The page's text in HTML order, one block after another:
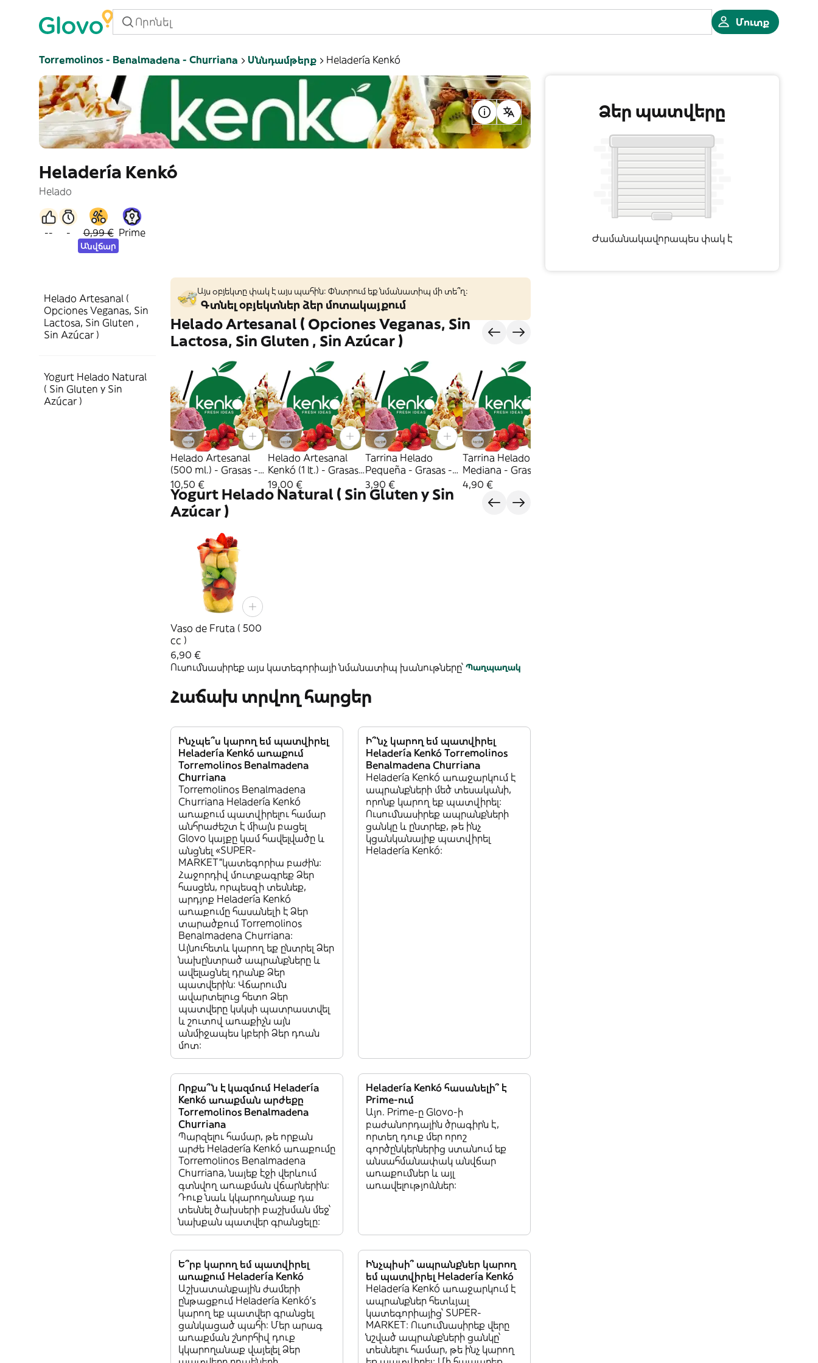
Մուտք
Torremolinos - Benalmadena - Churriana Սննդամթերք Heladería Kenkó
Heladería Kenkó
Helado
-- - 0,99 €
Անվճար
Prime
Helado Artesanal (
Opciones Veganas, Sin
Lactosa, Sin Gluten ,
Sin Azúcar )
Yogurt Helado Natural
( Sin Gluten y Sin
Azúcar )
Այս օբյեկտը փակ է այս պահին: Փնտրում եք նմանատիպ մի տե՞ղ։
Գտնել օբյեկտներ ձեր մոտակայքում
Helado Artesanal ( Opciones Veganas, Sin
Lactosa, Sin Gluten , Sin Azúcar )
Helado Artesanal
(500 ml.) - Grasas -
Azúcar + Proteínas +
Natural
10,50 €
Helado Artesanal
Kenkó (1 lt.) - Grasas -
Azúcar + Proteínas +
Natural
19,00 €
Tarrina Helado
Pequeña - Grasas -
Azúcar + Proteínas +
Natural
3,90 €
Tarrina Helado
Mediana - Grasas -
Azúcar + Proteínas +
4,90 €
Yogurt Helado Natural ( Sin Gluten y Sin
Azúcar )
Vaso de Fruta ( 500
cc )
6,90 €
Ուսումնասիրեք այս կատեգորիայի նմանատիպ խանութները՝ Պաղպաղակ
Հաճախ տրվող հարցեր
Ինչպե՞ս կարող եմ պատվիրել
Heladería Kenkó առաքում
Torremolinos Benalmadena
Churriana
Torremolinos Benalmadena
Churriana Heladería Kenkó
առաքում պատվիրելու համար
անհրաժեշտ է միայն բացել
Glovo կայքը կամ հավելվածը և
անցնել «SUPER-
MARKET”կատեգորիա բաժին:
Հաջորդիվ մուտքագրեք Ձեր
հասցեն, որպեսզի տեսնեք,
արդյոք Heladería Kenkó
առաքումը հասանելի է Ձեր
տարածքում Torremolinos
Benalmadena Churriana:
Այնուհետև կարող եք ընտրել Ձեր
նախընտրած ապրանքները և
ավելացնել դրանք Ձեր
պատվերին: Վճարումն
ավարտելուց հետո Ձեր
պատվերը կսկսի պատրաստվել
և շուտով առաքիչն այն
անմիջապես կբերի Ձեր դռան
մոտ:
Ի՞նչ կարող եմ պատվիրել
Heladería Kenkó Torremolinos
Benalmadena Churriana
Heladería Kenkó առաջարկում է
ապրանքների մեծ տեսականի,
որոնք կարող եք պատվիրել:
Ուսումնասիրեք ապրանքների
ցանկը և ընտրեք, թե ինչ
կցանկանայիք պատվիրել
Heladería Kenkó:
Որքա՞ն է կազմում Heladería
Kenkó առաքման արժեքը
Torremolinos Benalmadena
Churriana
Պարզելու համար, թե որքան
արժե Heladería Kenkó առաքումը
Torremolinos Benalmadena
Churriana, նայեք էջի վերևում
գտնվող առաքման վճարներին:
Դուք նաև կկարողանաք դա
տեսնել ծախսերի բաշխման մեջ՝
նախքան պատվեր գրանցելը:
Heladería Kenkó հասանելի՞ է
Prime-ում
Այո. Prime-ը Glovo-ի
բաժանորդային ծրագիրն է,
որտեղ դուք մեր որոշ
գործընկերներից ստանում եք
անսահմանափակ անվճար
առաքումներ և այլ
առավելություններ:
Ե՞րբ կարող եմ պատվիրել
առաքում Heladería Kenkó
Աշխատանքային ժամերի
ընթացքում Heladería Kenkó’s
կարող եք պատվեր գրանցել
ցանկացած պահի: Մեր արագ
առաքման շնորհիվ դուք
կկարողանաք վայելել Ձեր
Ինչպիսի՞ ապրանքներ կարող
եմ պատվիրել Heladería Kenkó
Heladería Kenkó առաջարկում է
ապրանքներ հետևյալ
կատեգորիայից՝ SUPER-
MARKET: Ուսումնասիրեք վերը
նշված ապրանքների ցանկը՝
տեսնելու համար, թե ինչ կարող
Ձեր պատվերը
Ժամանակավորապես փակ է